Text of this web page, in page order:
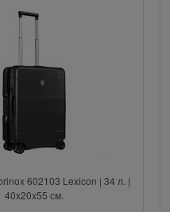
602103 Lexicon | 34 л. |
40x20x55 см.